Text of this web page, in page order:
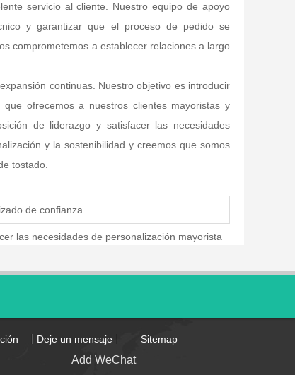
servicio al cliente. Nuestro equipo de apoyo
y garantizar que el proceso de pedido se
comprometemos a establecer relaciones a largo
continuas. Nuestro objetivo es introducir
ofrecemos a nuestros clientes mayoristas y
de liderazgo y satisfacer las necesidades
y la sostenibilidad y creemos que somos
tostado.
de confianza
las necesidades de personalización mayorista
Deje un mensaje Sitemap
Add WeChat